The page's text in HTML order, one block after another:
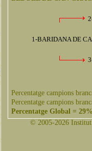
1-BARIDANA DE
Percentatge campions
Percentatge campions
Percentatge Global =
© 2005-2026 Institut